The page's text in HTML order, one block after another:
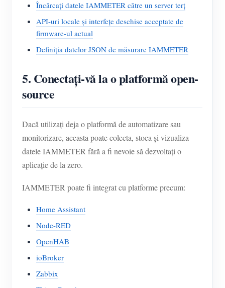
Încărcați datele IAMMETER către un server terț
API-uri locale și interfețe deschise acceptate de
firmware-ul actual
Definiția datelor JSON de măsurare IAMMETER
5. Conectați-vă la o platformă open-
source
Dacă utilizați deja o platformă de automatizare sau
monitorizare, aceasta poate colecta, stoca și vizualiza
datele IAMMETER fără a fi nevoie să dezvoltați o
aplicație de la zero.
IAMMETER poate fi integrat cu platforme precum:
Home Assistant
Node-RED
OpenHAB
ioBroker
Zabbix